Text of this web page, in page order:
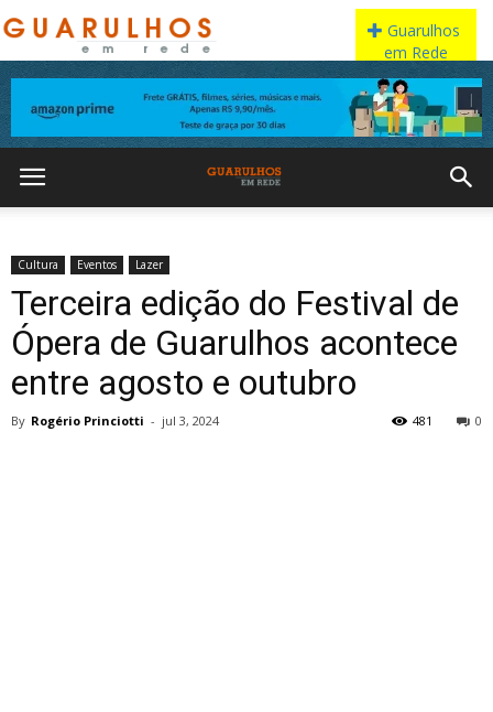
Cultura Eventos Lazer
Terceira edição do Festival de
Ópera de Guarulhos acontece
entre agosto e outubro
By Rogério Princiotti - jul 3, 2024 0
481